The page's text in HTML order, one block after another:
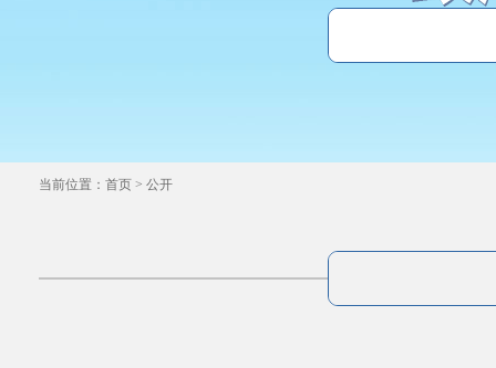
当前位置： 首页 > 公开